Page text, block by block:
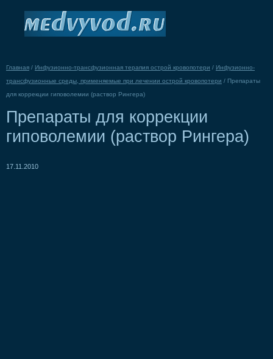
Главная / Инфузионно-трансфузионная терапия острой кровопотери / Инфузионно-
трансфузионные среды, применяемые при лечении острой кровопотери / Препараты
для коррекции гиповолемии (раствор Рингера)
Препараты для коррекции
гиповолемии (раствор Рингера)
17.11.2010